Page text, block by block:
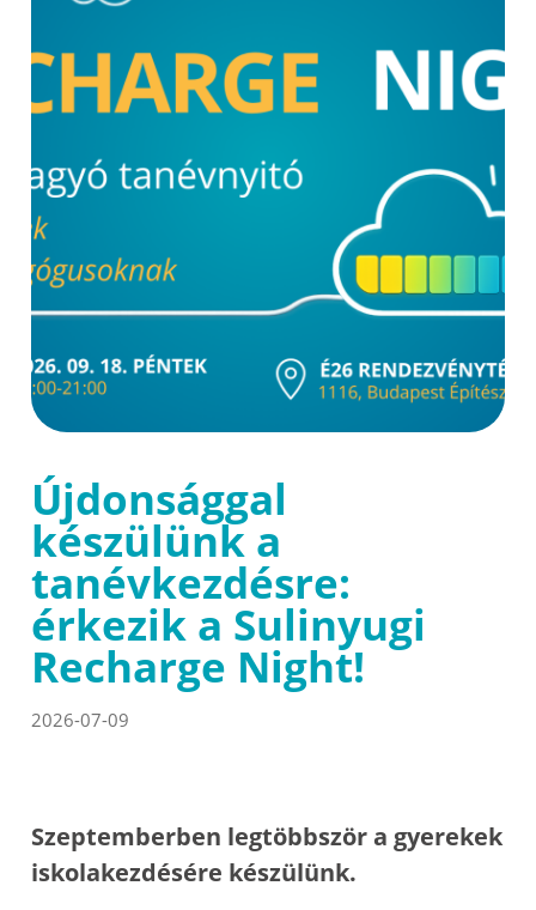
Újdonsággal
készülünk a
tanévkezdésre:
érkezik a Sulinyugi
Recharge Night!
2026-07-09
Szeptemberben legtöbbször a gyerekek
iskolakezdésére készülünk.